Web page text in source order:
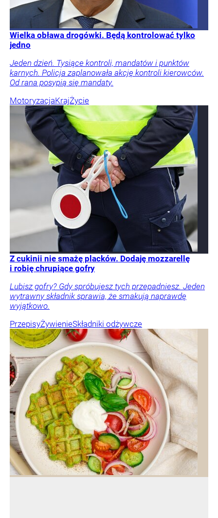
Wielka obława drogówki. Będą kontrolować tylko
jedno
Jeden dzień. Tysiące kontroli, mandatów i punktów
karnych. Policja zaplanowała akcję kontroli kierowców.
Od rana posypią się mandaty.
MotoryzacjaKrajŻycie
Z cukinii nie smażę placków. Dodaję mozzarellę
i robię chrupiące gofry
Lubisz gofry? Gdy spróbujesz tych przepadniesz. Jeden
wytrawny składnik sprawia, że smakują naprawdę
wyjątkowo.
PrzepisyŻywienieSkładniki odżywcze